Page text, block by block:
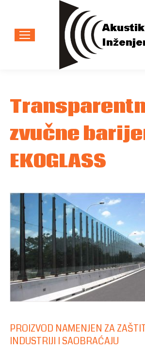
zvučne
EKOGLASS
PROIZVOD NAMENJEN ZA
INDUSTRIJI I SAOBRAĆAJU